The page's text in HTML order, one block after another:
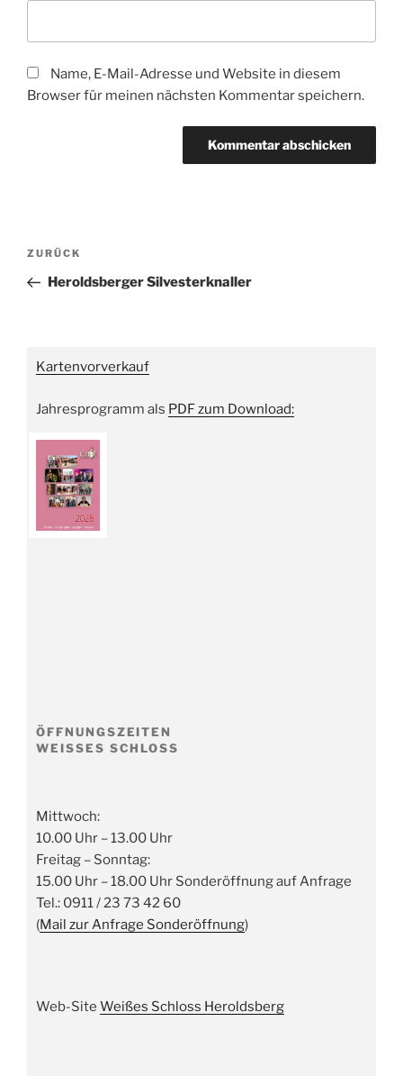
Name, E-Mail-Adresse und Website in diesem
Browser für meinen nächsten Kommentar speichern.
Beitragsnavigation
Vorheriger
Beitrag
ZURÜCK
Heroldsberger Silvesterknaller
Kartenvorverkauf
Jahresprogramm als PDF zum Download:
ÖFFNUNGSZEITEN
WEISSES SCHLOSS
Mittwoch:
10.00 Uhr – 13.00 Uhr
Freitag – Sonntag:
15.00 Uhr – 18.00 Uhr Sonderöffnung auf Anfrage
Tel.: 0911 / 23 73 42 60
(Mail zur Anfrage Sonderöffnung)
Web-Site Weißes Schloss Heroldsberg